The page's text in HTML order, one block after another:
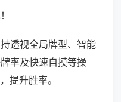
透视全局牌型、智能
率及快速自摸等操
提升胜率。